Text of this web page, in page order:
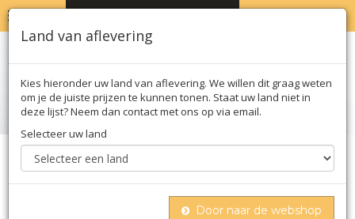
Home Olie azijn & saus
Sojasaus - licht (licht), glutenvrij, lee kum kee,
Land van aflevering
Kies hieronder uw land van aflevering. We willen dit graag weten
om je de juiste prijzen te kunnen tonen. Staat uw land niet in
deze lijst? Neem dan contact met ons op via email.
Selecteer uw land
Door naar de webshop